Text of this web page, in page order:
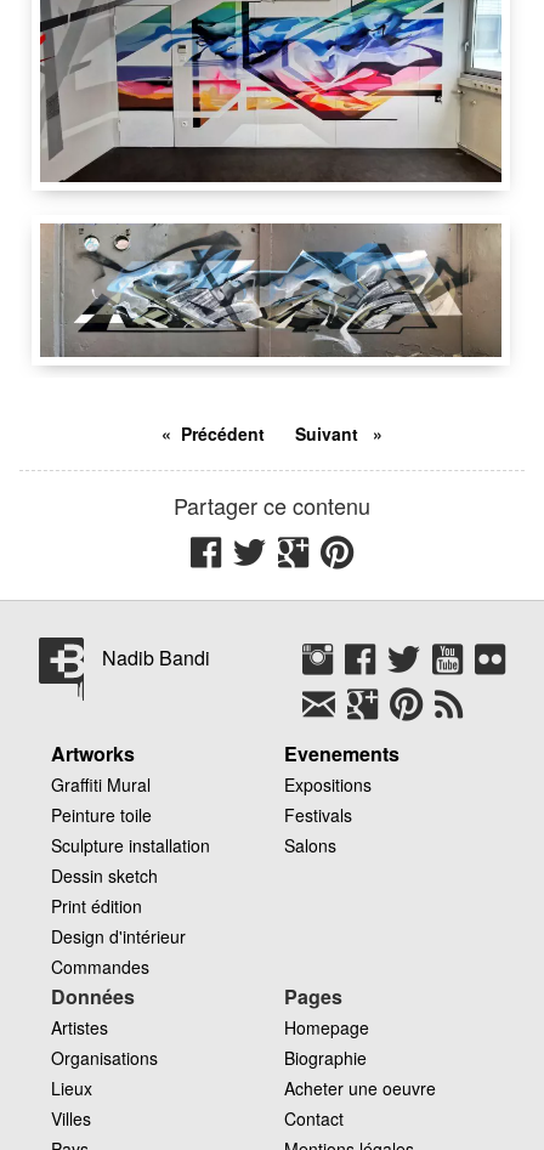
2 m
4 m
France
Précédent Suivant
Partager ce contenu
Nadib Bandi
Artworks
Graffiti Mural
Peinture toile
Sculpture installation
Dessin sketch
Print édition
Design d'intérieur
Commandes
Evenements
Expositions
Festivals
Salons
Données
Artistes
Organisations
Lieux
Villes
Pages
Homepage
Biographie
Acheter une oeuvre
Contact